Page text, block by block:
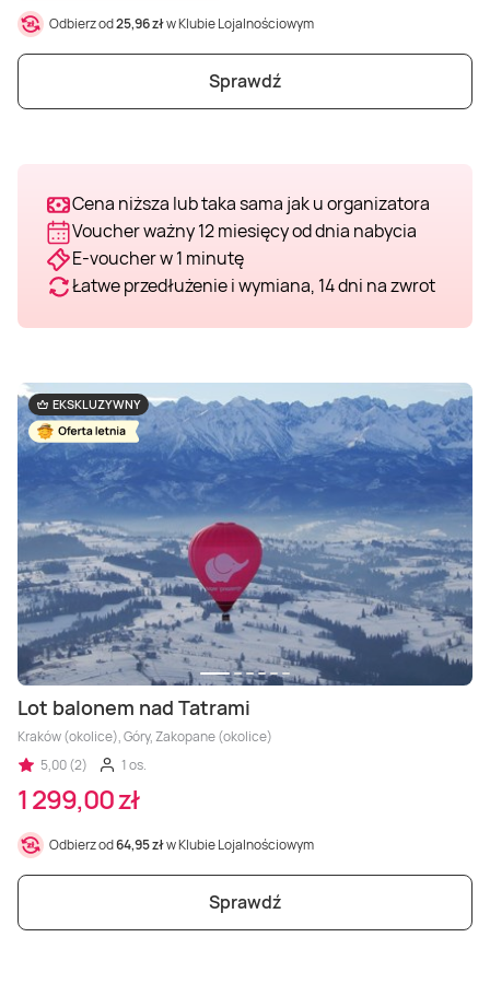
Odbierz od25,96 złw Klubie Lojalnościowym
Sprawdź
Cena niższa lub taka sama jak u organizatora
Voucher ważny 12 miesięcy od dnia nabycia
E-voucher w 1 minutę
Łatwe przedłużenie i wymiana, 14 dni na zwrot
EKSKLUZYWNY
Lot balonem nad Tatrami
Kraków (okolice), Góry, Zakopane (okolice)
5,00 (2)
1 os.
1 299,00 zł
Odbierz od64,95 złw Klubie Lojalnościowym
Sprawdź